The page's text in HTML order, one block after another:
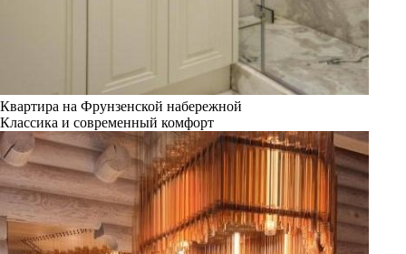
Квартира на Фрунзенской набережной
Классика и современный комфорт